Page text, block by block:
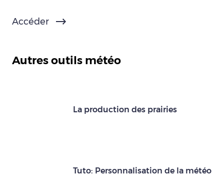
Accéder
Autres outils météo
La production des prairies
Tuto: Personnalisation de la météo